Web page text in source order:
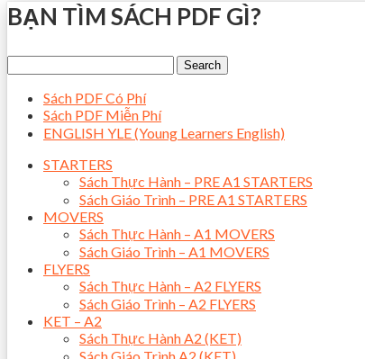
BẠN TÌM SÁCH PDF GÌ?
Sách PDF Có Phí
Sách PDF Miễn Phí
ENGLISH YLE (Young Learners English)
STARTERS
Sách Thực Hành – PRE A1 STARTERS
Sách Giáo Trình – PRE A1 STARTERS
MOVERS
Sách Thực Hành – A1 MOVERS
Sách Giáo Trình – A1 MOVERS
FLYERS
Sách Thực Hành – A2 FLYERS
Sách Giáo Trình – A2 FLYERS
KET – A2
Sách Thực Hành A2 (KET)